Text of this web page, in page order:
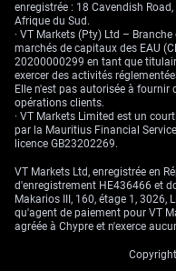
contrat du premier mois et en
le rendement de roulement
enregistrée : 18 Cavendish
Afrique du Sud.
· VT Markets (Pty) Ltd –
marchés de capitaux des EAU
20200000299 en tant que
exercer des activités
Elle n'est pas autorisée à fournir
opérations clients.
· VT Markets Limited est un
par la Mauritius Financial
licence GB23202269.
VT Markets Ltd, enregistrée en
d'enregistrement HE436466 et
Makarios III, 160, étage 1,
qu'agent de paiement pour VT
agréée à Chypre et n'exerce